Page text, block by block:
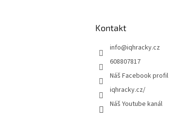
Kontakt
info@iqhracky.cz
608807817
Náš Facebook profil
iqhracky.cz/
Náš Youtube kanál